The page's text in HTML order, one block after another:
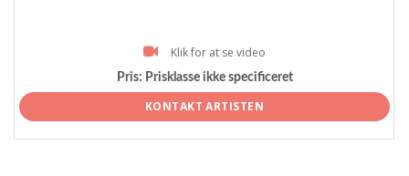
Klik for at se video
Pris: Prisklasse ikke specificeret
KONTAKT ARTISTEN